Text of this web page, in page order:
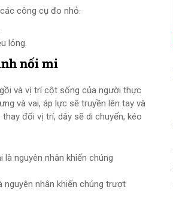
công cụ đo nhỏ.
lỏng.
nối mi
và vị trí cột sống của người thực
và vai, áp lực sẽ truyền lên tay và
đổi vị trí, dây sẽ di chuyển, kéo
nguyên nhân khiến chúng trượt